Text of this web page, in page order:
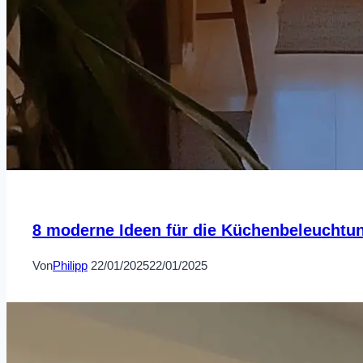
8 moderne Ideen für die
VonPhilipp 22/01/202522/01/2025